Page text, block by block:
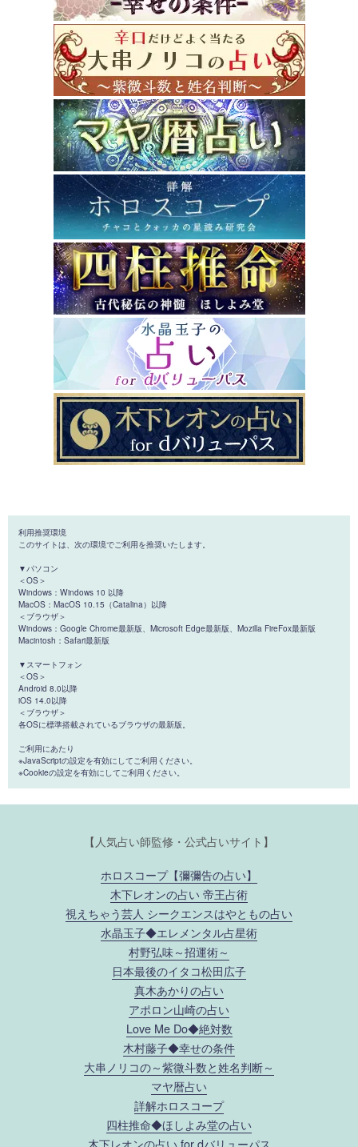
利用推奨環境
このサイトは、次の環境でご利用を推奨いたします。
▼パソコン
＜OS＞
Windows：Windows 10 以降
MacOS：MacOS 10.15（Catalina）以降
＜ブラウザ＞
Windows：Google Chrome最新版、Microsoft Edge最新版、Mozilla FireFox最新版
Macintosh：Safari最新版
▼スマートフォン
＜OS＞
Android 8.0以降
iOS 14.0以降
＜ブラウザ＞
各OSに標準搭載されているブラウザの最新版。
ご利用にあたり
※JavaScriptの設定を有効にしてご利用ください。
※Cookieの設定を有効にしてご利用ください。
【人気占い師監修・公式占いサイト】
ホロスコープ【彌彌告の占い】
木下レオンの占い 帝王占術
視えちゃう芸人 シークエンスはやともの占い
水晶玉子◆エレメンタル占星術
村野弘味～招運術～
日本最後のイタコ松田広子
真木あかりの占い
アポロン山崎の占い
Love Me Do◆絶対数
木村藤子◆幸せの条件
大串ノリコの～紫微斗数と姓名判断～
マヤ暦占い
詳解ホロスコープ
四柱推命◆ほしよみ堂の占い
木下レオンの占い for dバリューパス